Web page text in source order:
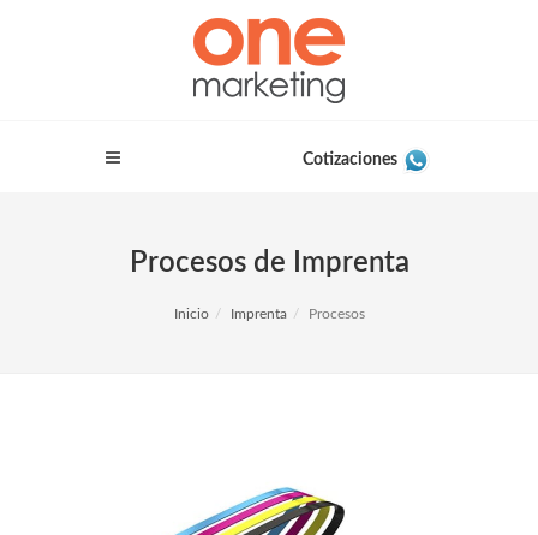
Cotizaciones
Procesos de Imprenta
Inicio Imprenta Procesos